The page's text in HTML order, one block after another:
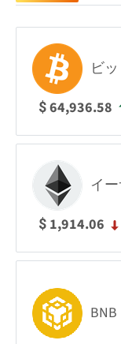
ビ
$64,936.58
イ
$ 1,914.06
BNB